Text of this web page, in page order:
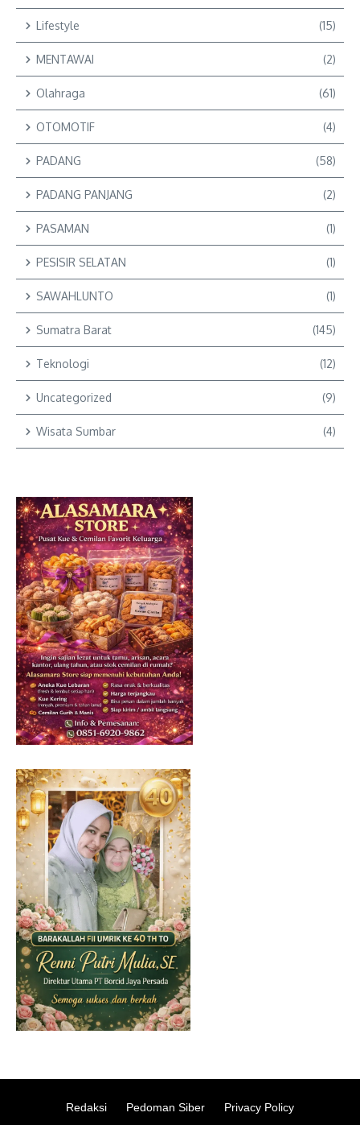
Lifestyle (15)
MENTAWAI (2)
Olahraga (61)
OTOMOTIF (4)
PADANG (58)
PADANG PANJANG (2)
PASAMAN (1)
PESISIR SELATAN (1)
SAWAHLUNTO (1)
Sumatra Barat (145)
Teknologi (12)
Uncategorized (9)
Wisata Sumbar (4)
Redaksi Pedoman Siber Privacy Policy